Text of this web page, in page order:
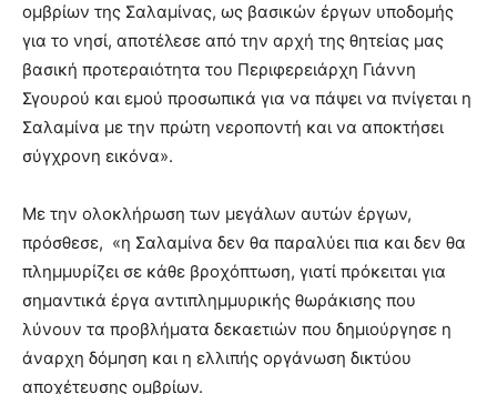
ομβρίων της Σαλαμίνας, ως βασικών έργων υποδομής
για το νησί, αποτέλεσε από την αρχή της θητείας μας
βασική προτεραιότητα του Περιφερειάρχη Γιάννη
Σγουρού και εμού προσωπικά για να πάψει να πνίγεται η
Σαλαμίνα με την πρώτη νεροποντή και να αποκτήσει
σύγχρονη εικόνα».
Με την ολοκλήρωση των μεγάλων αυτών έργων,
πρόσθεσε, «η Σαλαμίνα δεν θα παραλύει πια και δεν θα
πλημμυρίζει σε κάθε βροχόπτωση, γιατί πρόκειται για
σημαντικά έργα αντιπλημμυρικής θωράκισης που
λύνουν τα προβλήματα δεκαετιών που δημιούργησε η
άναρχη δόμηση και η ελλιπής οργάνωση δικτύου
αποχέτευσης ομβρίων.